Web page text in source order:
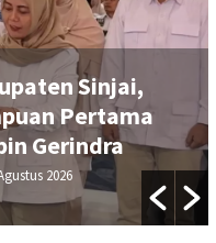
Sinjai,
Pertama
Gerindra
2026